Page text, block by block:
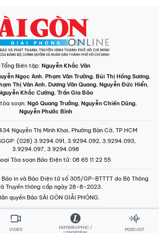
Tổng Biên tập: Nguyễn Khắc Văn
Ngọc Anh, Phạm Văn Trường, Bùi Thị Hồng Sương,
Thị Vân Anh, Dương Văn Quang, Nguyễn Đức Hiển,
Khắc Cường, Trần Gia Bảo
tòa soạn: Ngô Quang Trưởng, Nguyễn Chiến Dũng,
Nguyễn Phước Bình
Nguyễn Thị Minh Khai, Phường Bàn Cờ, TP.HCM
: (028) 3.9294.091, 3.9294.092, 3.9294.093,
3.9294.097, 3.9294.098
Tòa soạn Báo Điện tử: 08 65 11 22 55
in và Báo Điện tử số 305/GP-BTTTT do Bộ Thông
Truyền thông cấp ngày 28-8-2023.
quyền Báo SÀI GÒN GIẢI PHÓNG.
VIDEO
INFOGRAPHIC /
LONGFORM
PODCAST